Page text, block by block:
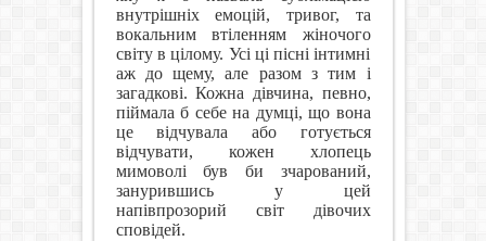
внутрішніх емоцій, тривог, та
вокальним втіленням жіночого
світу в цілому. Усі ці пісні інтимні
аж до щему, але разом з тим і
загадкові. Кожна дівчина, певно,
піймала б себе на думці, що вона
це відчувала або готується
відчувати, кожен хлопець
мимоволі був би зчарований,
занурившись у цей
напівпрозорий світ дівочих
сповідей.